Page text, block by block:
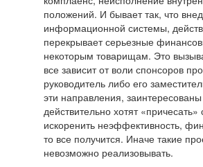
положений. И бывает так, что
информационной системы,
перекрывает серьезные
некоторым товарищам. Это
все зависит от воли спонсоров
руководитель либо его
эти направления,
действительно хотят
искоренить неэффективность,
то все получится. Иначе такие
невозможно реализовывать.